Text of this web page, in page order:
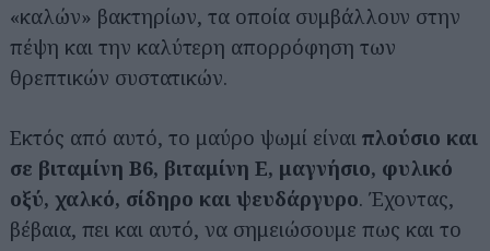
«καλών» βακτηρίων, τα οποία συμβάλλουν στην
πέψη και την καλύτερη απορρόφηση των
θρεπτικών συστατικών.
Εκτός από αυτό, το μαύρο ψωμί είναι πλούσιο και
σε βιταμίνη B6, βιταμίνη Ε, μαγνήσιο, φυλικό
οξύ, χαλκό, σίδηρο και ψευδάργυρο. Έχοντας,
βέβαια, πει και αυτό, να σημειώσουμε πως και το